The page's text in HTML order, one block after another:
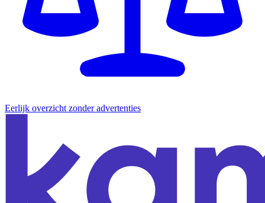
Eerlijk overzicht zonder advertenties